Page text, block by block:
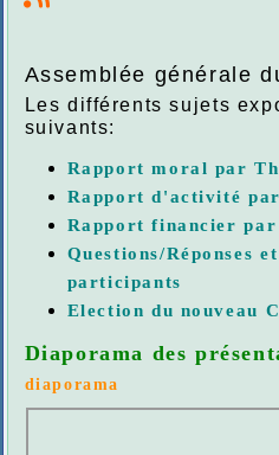
Assemblée générale
Les différents sujets
suivants:
Rapport moral par
Rapport d'activité
Rapport financier
Questions/Réponses
participants
Election du nouveau
Diaporama des
diaporama